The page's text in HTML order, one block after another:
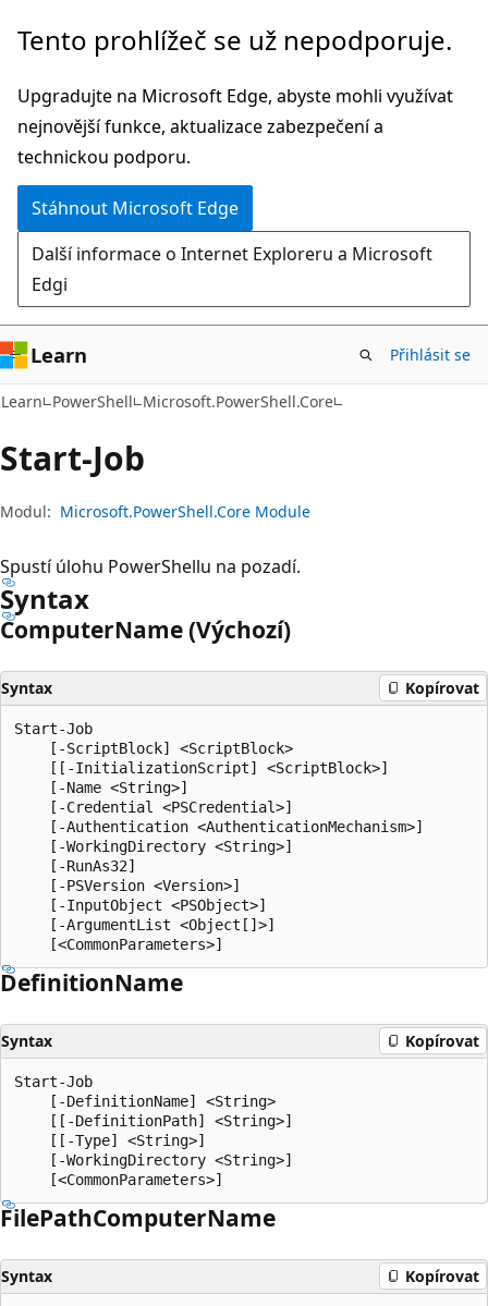
Přeskočit
hlavní
obsah
Přeskočit
navigaci
na
stránce
Tento prohlížeč se už nepodporuje.
Upgradujte na Microsoft Edge, abyste mohli využívat
nejnovější funkce, aktualizace zabezpečení a
technickou podporu.
Stáhnout Microsoft Edge
Další informace o Internet Exploreru a Microsoft
Edgi
Learn Přihlásit se
Learn PowerShell Microsoft.PowerShell.Core
Start-Job
Modul: Microsoft.PowerShell.Core Module
Spustí úlohu PowerShellu na pozadí.
Syntax
ComputerName (Výchozí)
Syntax Kopírovat
Start-Job
    [-ScriptBlock] <ScriptBlock>
    [[-InitializationScript] <ScriptBlock>]
    [-Name <String>]
    [-Credential <PSCredential>]
    [-Authentication <AuthenticationMechanism>]
    [-WorkingDirectory <String>]
    [-RunAs32]
    [-PSVersion <Version>]
    [-InputObject <PSObject>]
    [-ArgumentList <Object[]>]
DefinitionName
Syntax Kopírovat
Start-Job
    [-DefinitionName] <String>
    [[-DefinitionPath] <String>]
    [[-Type] <String>]
    [-WorkingDirectory <String>]
FilePathComputerName
Syntax Kopírovat